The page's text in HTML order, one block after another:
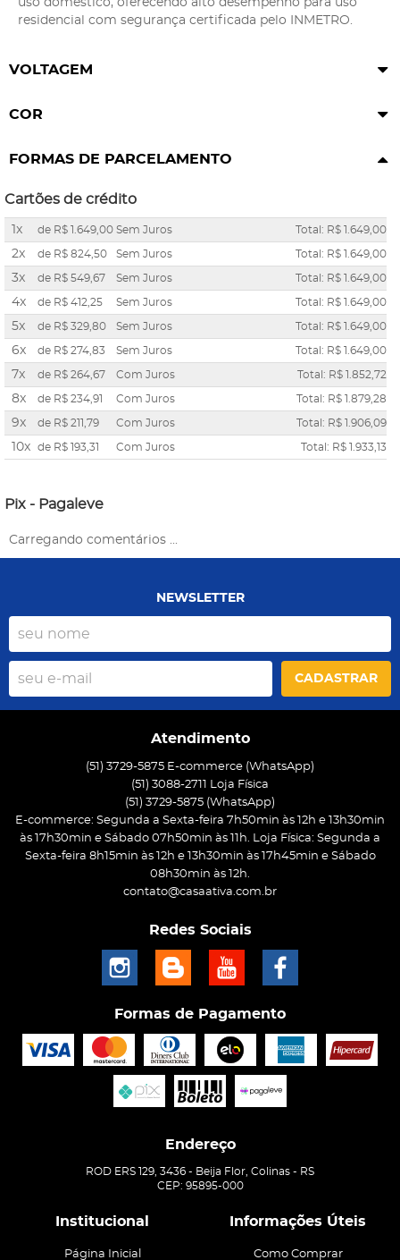
uso doméstico, oferecendo alto desempenho para uso
residencial com segurança certificada pelo INMETRO.
VOLTAGEM
COR
FORMAS DE PARCELAMENTO
Cartões de crédito
1x de R$ 1.649,00 Sem Juros Total: R$ 1.649,00
2x de R$ 824,50 Sem Juros Total: R$ 1.649,00
3x de R$ 549,67 Sem Juros Total: R$ 1.649,00
4x de R$ 412,25 Sem Juros Total: R$ 1.649,00
5x de R$ 329,80 Sem Juros Total: R$ 1.649,00
6x de R$ 274,83 Sem Juros Total: R$ 1.649,00
7x de R$ 264,67 Com Juros Total: R$ 1.852,72
8x de R$ 234,91 Com Juros Total: R$ 1.879,28
9x de R$ 211,79 Com Juros Total: R$ 1.906,09
10x de R$ 193,31 Com Juros Total: R$ 1.933,13
Pix - Pagaleve
Carregando comentários ...
NEWSLETTER
CADASTRAR
Atendimento
(51) 3729-5875 E-commerce (WhatsApp)
(51) 3088-2711 Loja Física
(51) 3729-5875 (WhatsApp)
E-commerce: Segunda a Sexta-feira 7h50min às 12h e 13h30min
às 17h30min e Sábado 07h50min às 11h. Loja Física: Segunda a
Sexta-feira 8h15min às 12h e 13h30min às 17h45min e Sábado
08h30min às 12h.
contato@casaativa.com.br
Redes Sociais
Formas de Pagamento
Endereço
ROD ERS 129, 3436 - Beija Flor, Colinas - RS
CEP: 95895-000
Institucional
Página Inicial
Informações Úteis
Como Comprar